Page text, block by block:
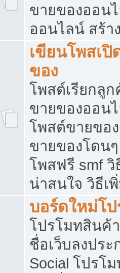
ขายของออน
ออนไลน์ สร้า
เขียนโพสเปิ
ของ
โพสต์เรียกลู
ขายของออน
โพสต์ขายขอ
ขายของโดน
โพสฟรี smf
น่าสนใจ วิธีเ
บอร์ดใหม่โ
โปรโมทสินค้
ชื่อเว็บลงปร
Social โปรโ